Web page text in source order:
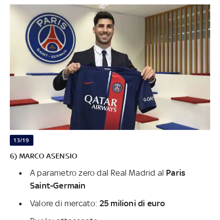
13/19
6) MARCO ASENSIO
A parametro zero dal Real Madrid al Paris
Saint-Germain
Valore di mercato: 25 milioni di euro